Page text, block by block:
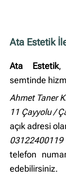
Ata Estetik
Ata Estetik,
semtinde
Ahmet Taner
11 Çayyolu /
açık adresi
03122400119
telefon
edebilirsiniz.